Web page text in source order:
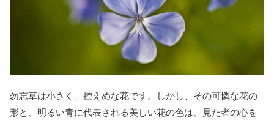
勿忘草は小さく、控えめな花です。しかし、その可憐な花の
形と、明るい青に代表される美しい花の色は、見た者の心を